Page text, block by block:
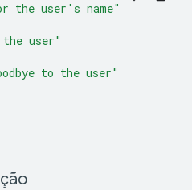
the user's name"
user"
to the user"